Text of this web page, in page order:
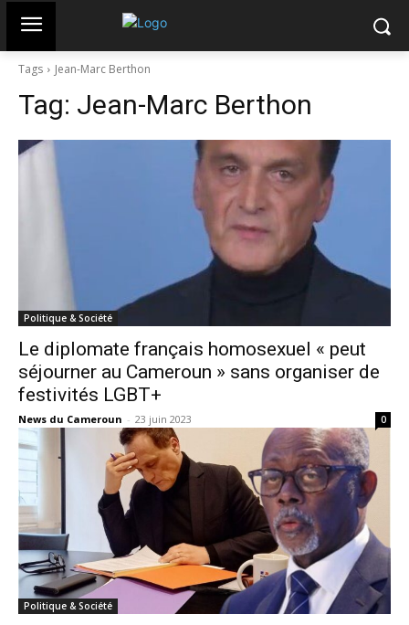
Tags Jean-Marc Berthon
Tag: Jean-Marc Berthon
Politique & Société
Le diplomate français homosexuel « peut
séjourner au Cameroun » sans organiser de
festivités LGBT+
News du Cameroun - 23 juin 2023 0
Politique & Société